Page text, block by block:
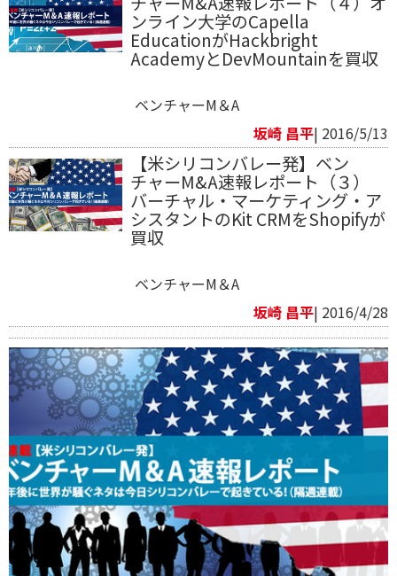
ンライン大学のCapella
EducationがHackbright
AcademyとDevMountainを買収
ベンチャーM＆A
坂崎 昌平| 2016/5/13
【米シリコンバレー発】ベン
チャーM&A速報レポート（３）
バーチャル・マーケティング・ア
シスタントのKit CRMをShopifyが
買収
ベンチャーM＆A
坂崎 昌平| 2016/4/28